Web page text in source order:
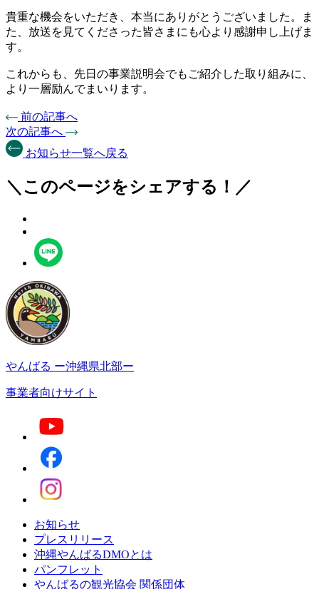
貴重な機会をいただき、本当にありがとうございました。ま
た、放送を見てくださった皆さまにも心より感謝申し上げま
す。
これからも、先日の事業説明会でもご紹介した取り組みに、
より一層励んでまいります。
前の記事へ
次の記事へ
お知らせ一覧へ戻る
＼このページをシェアする！／
やんばる ー沖縄県北部ー
事業者向けサイト
お知らせ
プレスリリース
沖縄やんばるDMOとは
パンフレット
やんばるの観光協会 関係団体